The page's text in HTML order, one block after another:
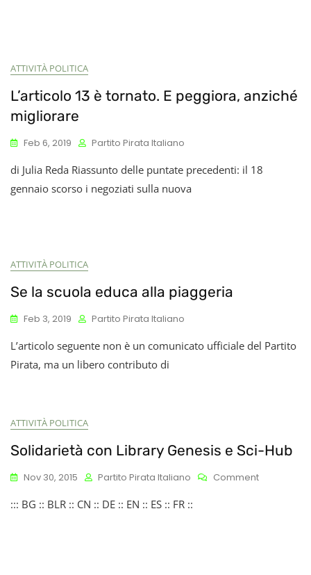
ATTIVITÀ POLITICA
L’articolo 13 è tornato. E peggiora, anziché
migliorare
Feb 6, 2019 Partito Pirata Italiano
di Julia Reda Riassunto delle puntate precedenti: il 18
gennaio scorso i negoziati sulla nuova
ATTIVITÀ POLITICA
Se la scuola educa alla piaggeria
Feb 3, 2019 Partito Pirata Italiano
L’articolo seguente non è un comunicato ufficiale del Partito
Pirata, ma un libero contributo di
ATTIVITÀ POLITICA
Solidarietà con Library Genesis e Sci-Hub
Nov 30, 2015 Partito Pirata Italiano CommentOn
::: BG :: BLR :: CN :: DE :: EN :: ES :: FR ::